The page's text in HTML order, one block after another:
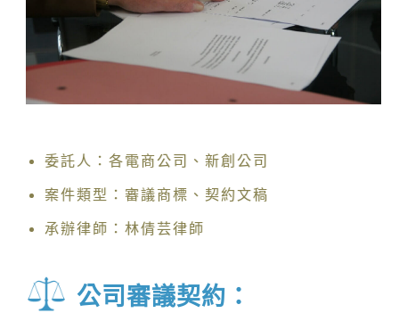
委託人：各電商公司、新創公司
案件類型：審議商標、契約文稿
承辦律師：林倩芸律師
公司審議契約：